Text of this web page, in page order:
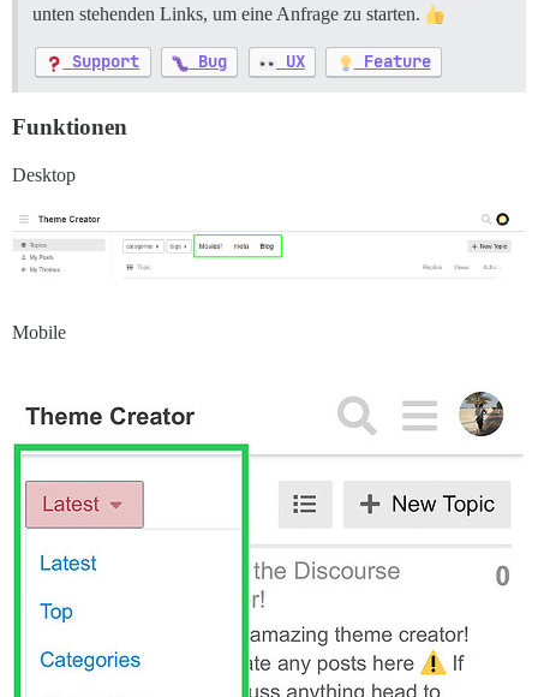
unten stehenden Links, um eine Anfrage zu starten.
Support Bug UX Feature
Funktionen
Desktop
Mobile